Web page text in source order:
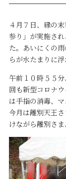
４月７日、縁の
参り」が実施さ
た。あいにくの
らが水たまりに
午前１０時５５
回も新型コロナ
は手指の消毒、
今月は離別天王
けながら離別さ